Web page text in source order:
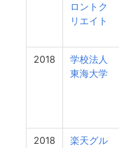
ロントク
リエイト
2018
学校法人
東海大学
2018
楽天グル